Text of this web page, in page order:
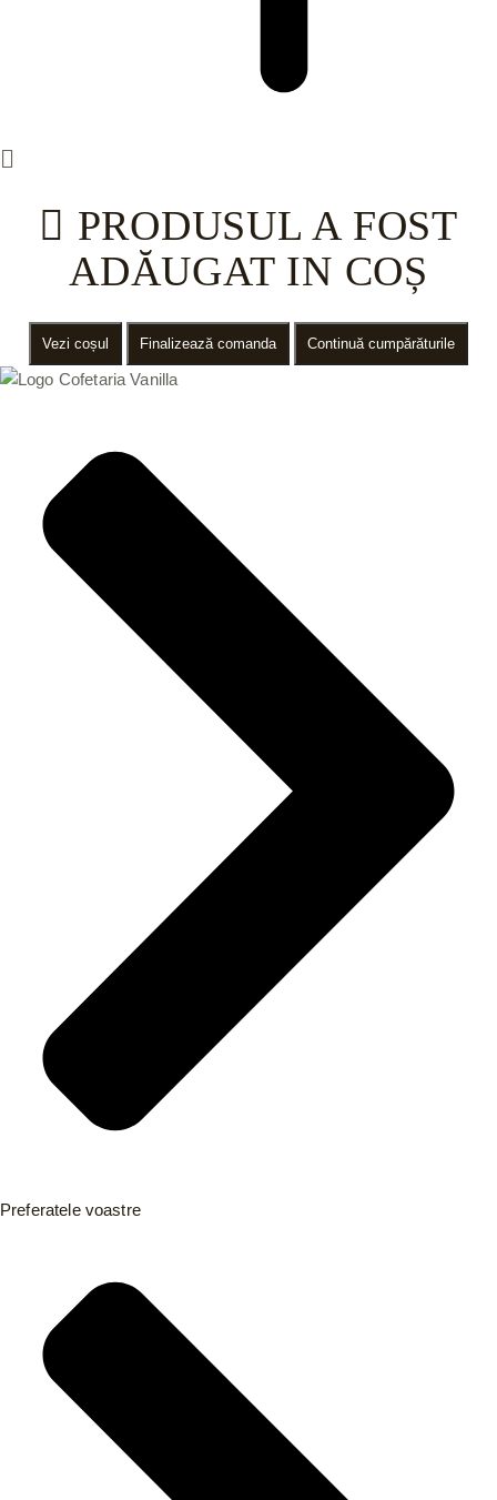
PRODUSUL A FOST
ADĂUGAT IN COȘ
Vezi coșul Finalizează comanda Continuă cumpărăturile
Preferatele voastre